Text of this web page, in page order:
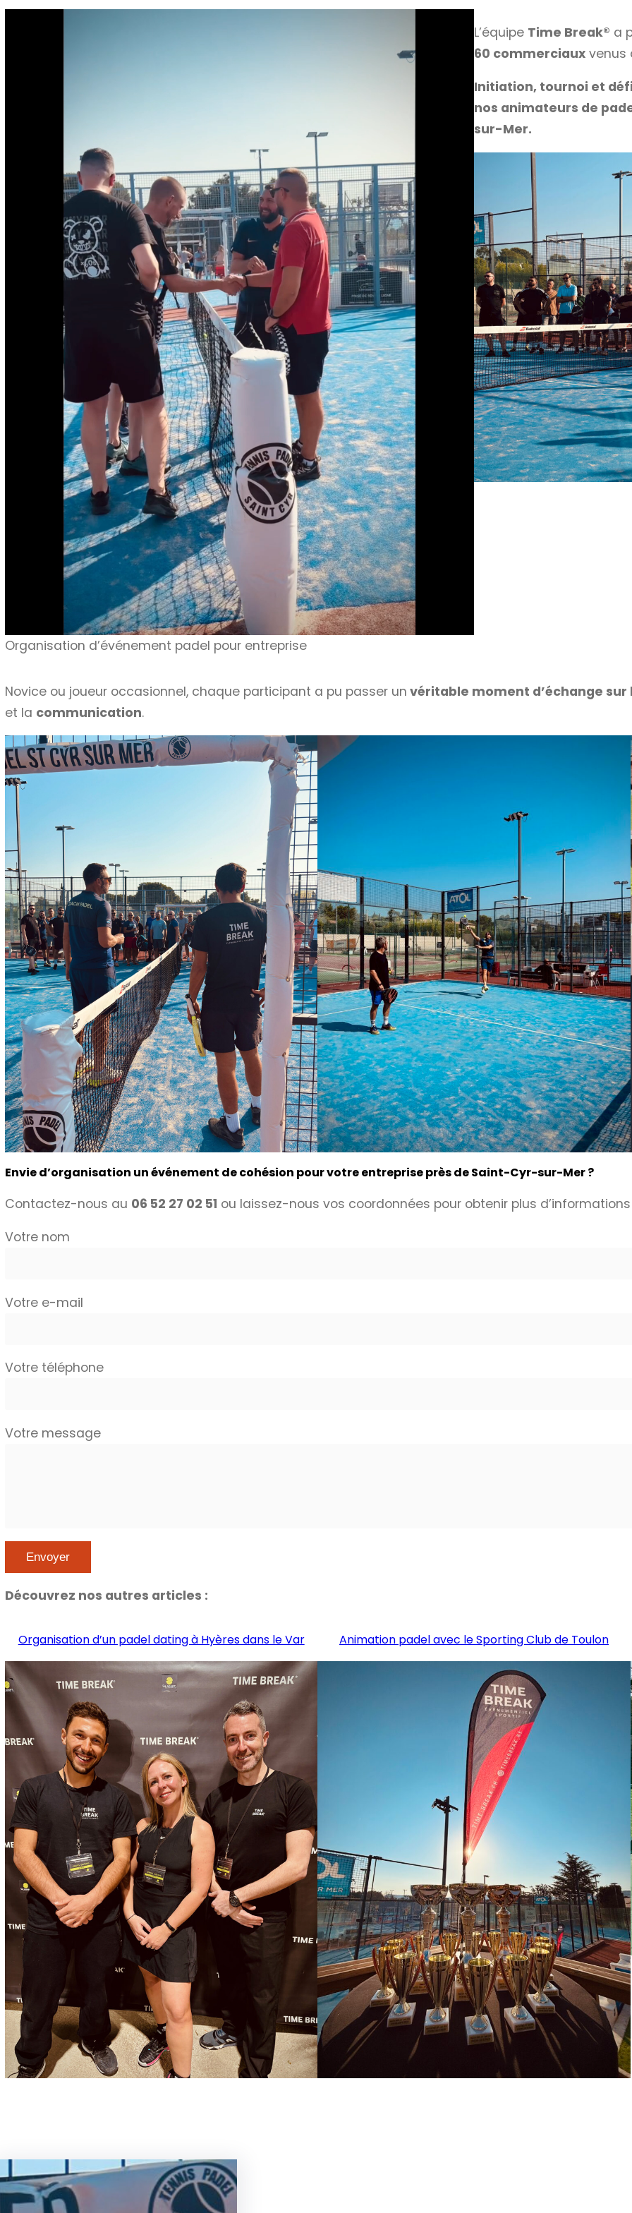
Organisation d’événement padel pour entreprise
L’équipe Time Break® a
60 commerciaux venus
Initiation, tournoi et
nos animateurs de
sur-Mer.
Novice ou joueur occasionnel, chaque participant a pu passer un véritable moment d’échange
et la communication.
Envie d’organisation un événement de cohésion pour votre entreprise près de Saint-Cyr-sur-Mer ?
Contactez-nous au 06 52 27 02 51 ou laissez-nous vos coordonnées pour obtenir plus d’informations
Votre nom
Votre e-mail
Votre téléphone
Votre message
Découvrez nos autres articles :
Organisation d’un padel dating à Hyères dans le Var Animation padel avec le Sporting Club de Toulon